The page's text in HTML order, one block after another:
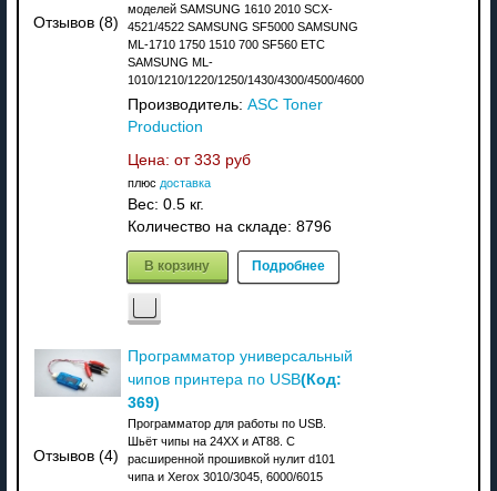
Отзывов (8)
моделей SAMSUNG 1610 2010 SCX-
4521/4522 SAMSUNG SF5000 SAMSUNG
ML-1710 1750 1510 700 SF560 ETC
SAMSUNG ML-
1010/1210/1220/1250/1430/4300/4500/4600
Производитель: ASC Toner
Production
Цена: от 333 руб
плюс доставка
Вес: 0.5 кг.
Количество на складе: 8796
В корзину Подробнее
Отзывов (4)
Программатор универсальный
чипов принтера по USB(Код:
369)
Программатор для работы по USB.
Шьёт чипы на 24XX и АТ88. C
расширенной прошивкой нулит d101
чипа и Xerox 3010/3045, 6000/6015